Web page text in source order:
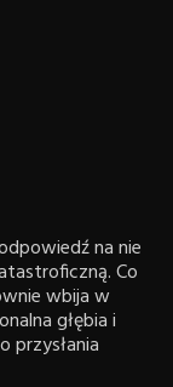
na nie
Co
wbija w
głębia i
przysłania